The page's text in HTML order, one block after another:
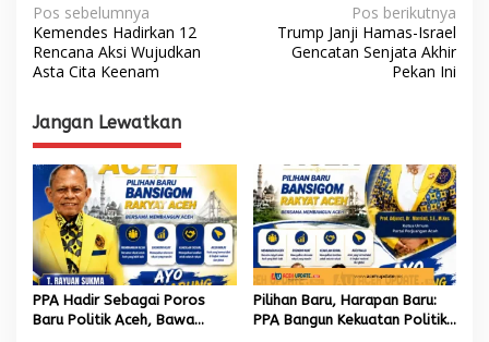
N
a
v
i
g
a
s
i
p
o
s
Pos sebelumnya
Kemendes Hadirkan 12
Rencana Aksi Wujudkan
Asta Cita Keenam
Pos berikutnya
Trump Janji Hamas-Israel
Gencatan Senjata Akhir
Pekan Ini
Jangan Lewatkan
PPA Hadir Sebagai Poros
Baru Politik Aceh, Bawa
Pilihan Baru, Harapan Baru:
PPA Bangun Kekuatan Politik